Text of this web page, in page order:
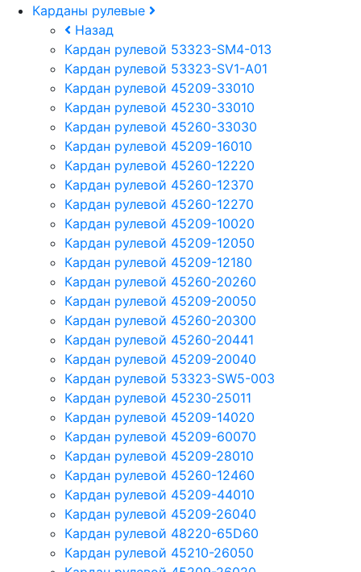
Карданы рулевые
Назад
Кардан рулевой 53323-SM4-013
Кардан рулевой 53323-SV1-A01
Кардан рулевой 45209-33010
Кардан рулевой 45230-33010
Кардан рулевой 45260-33030
Кардан рулевой 45209-16010
Кардан рулевой 45260-12220
Кардан рулевой 45260-12370
Кардан рулевой 45260-12270
Кардан рулевой 45209-10020
Кардан рулевой 45209-12050
Кардан рулевой 45209-12180
Кардан рулевой 45260-20260
Кардан рулевой 45209-20050
Кардан рулевой 45260-20300
Кардан рулевой 45260-20441
Кардан рулевой 45209-20040
Кардан рулевой 53323-SW5-003
Кардан рулевой 45230-25011
Кардан рулевой 45209-14020
Кардан рулевой 45209-60070
Кардан рулевой 45209-28010
Кардан рулевой 45260-12460
Кардан рулевой 45209-44010
Кардан рулевой 45209-26040
Кардан рулевой 48220-65D60
Кардан рулевой 45210-26050